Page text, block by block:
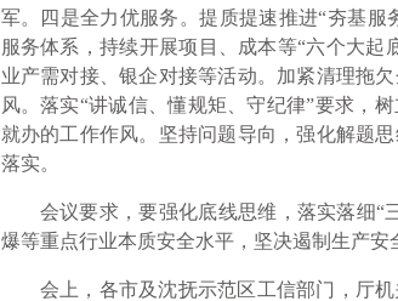
军。四是全力优服务。提质提速推进“夯基服
服务体系，持续开展项目、成本等“六个大
业产需对接、银企对接等活动。加紧清理拖
风。落实“讲诚信、懂规矩、守纪律”要求，
就办的工作作风。坚持问题导向，强化解题
落实。
会议要求，要强化底线思维，落实落细“
爆等重点行业本质安全水平，坚决遏制生产安
会上，各市及沈抚示范区工信部门，厅机